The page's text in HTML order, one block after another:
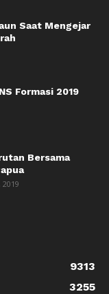
Saat Mengejar
Formasi 2019
Bersama
9313
3255